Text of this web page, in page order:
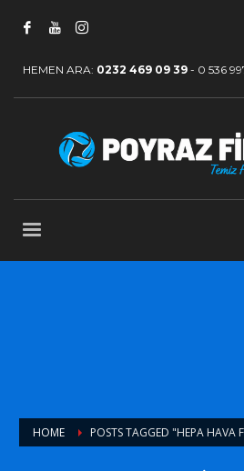
HEMEN ARA: 0232 469 09 39 - 0 536
HOME POSTS TAGGED "HEPA HAVA